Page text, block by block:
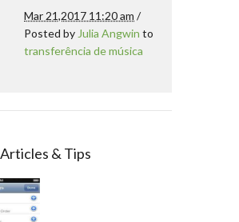
Mar 21,2017 11:20 am /
Posted by Julia Angwin to
transferência de música
& Tips